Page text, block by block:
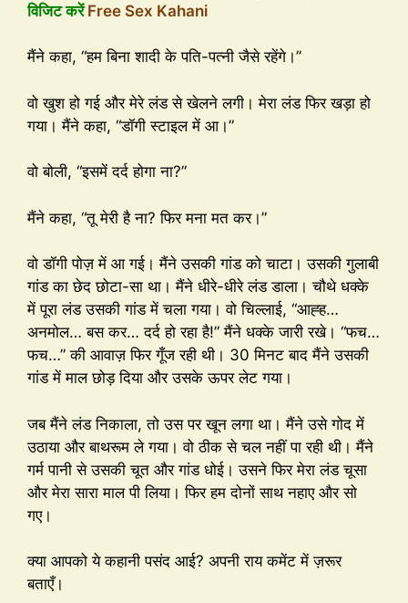
विजिट करेंFree Sex Kahani
मैंने कहा, “हम बिना शादी के पति-पत्नी जैसे रहेंगे।”
वो खुश हो गई और मेरे लंड से खेलने लगी। मेरा लंड फिर खड़ा हो
गया। मैंने कहा, “डॉगी स्टाइल में आ।”
वो बोली, “इसमें दर्द होगा ना?”
मैंने कहा, “तू मेरी है ना? फिर मना मत कर।”
वो डॉगी पोज़ में आ गई। मैंने उसकी गांड को चाटा। उसकी गुलाबी
गांड का छेद छोटा-सा था। मैंने धीरे-धीरे लंड डाला। चौथे धक्के
में पूरा लंड उसकी गांड में चला गया। वो चिल्लाई, “आह्ह…
अनमोल… बस कर… दर्द हो रहा है!” मैंने धक्के जारी रखे। “फच…
फच…” की आवाज़ फिर गूँज रही थी। 30 मिनट बाद मैंने उसकी
गांड में माल छोड़ दिया और उसके ऊपर लेट गया।
जब मैंने लंड निकाला, तो उस पर खून लगा था। मैंने उसे गोद में
उठाया और बाथरूम ले गया। वो ठीक से चल नहीं पा रही थी। मैंने
गर्म पानी से उसकी चूत और गांड धोई। उसने फिर मेरा लंड चूसा
और मेरा सारा माल पी लिया। फिर हम दोनों साथ नहाए और सो
गए।
क्या आपको ये कहानी पसंद आई? अपनी राय कमेंट में ज़रूर
बताएँ।